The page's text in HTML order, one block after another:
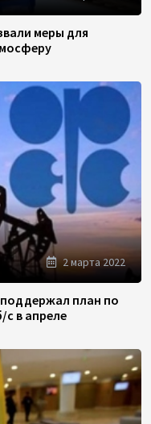
меры для
2 марта 2022
план по
в апреле